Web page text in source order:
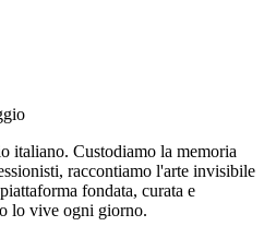
italiano. Custodiamo la memoria
raccontiamo l'arte invisibile
fondata, curata e
lo vive ogni giorno.